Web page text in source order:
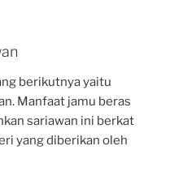
berikutnya yaitu
Manfaat jamu beras
sariawan ini berkat
yang diberikan oleh